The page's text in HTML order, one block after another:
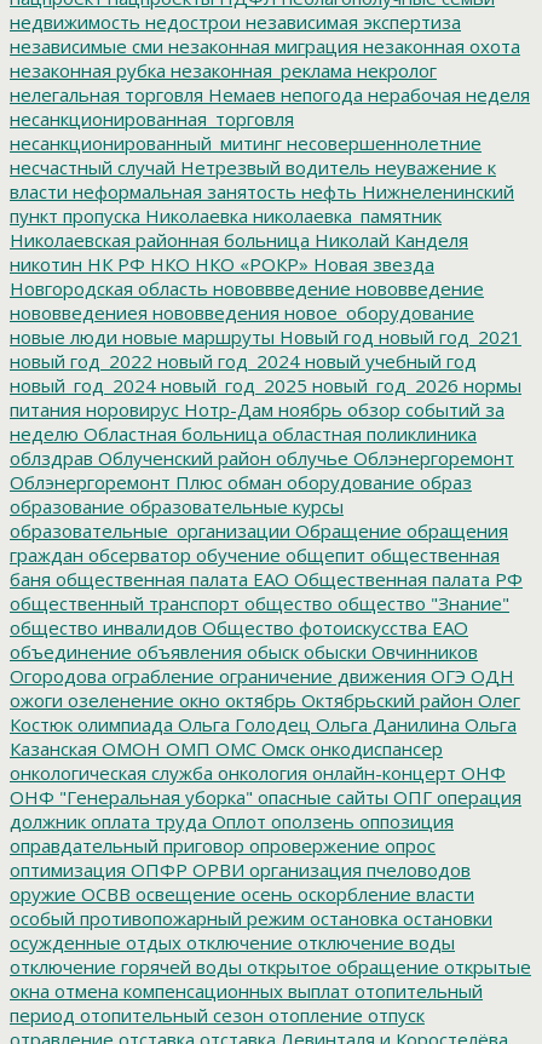
недвижимость недострои независимая экспертиза
независимые сми незаконная миграция незаконная охота
незаконная рубка незаконная_реклама некролог
нелегальная торговля Немаев непогода нерабочая неделя
несанкционированная_торговля
несанкционированный_митинг несовершеннолетние
несчастный случай Нетрезвый водитель неуважение к
власти неформальная занятость нефть Нижнеленинский
пункт пропуска Николаевка николаевка_памятник
Николаевская районная больница Николай Канделя
никотин НК РФ НКО НКО «РОКР» Новая звезда
Новгородская область нововвведение нововведение
нововведениея нововведения новое_оборудование
новые люди новые маршруты Новый год новый год_2021
новый год_2022 новый год_2024 новый учебный год
новый_год_2024 новый_год_2025 новый_год_2026 нормы
питания норовирус Нотр-Дам ноябрь обзор событий за
неделю Областная больница областная поликлиника
облздрав Облученский район облучье Облэнергоремонт
Облэнергоремонт Плюс обман оборудование образ
образование образовательные курсы
образовательные_организации Обращение обращения
граждан обсерватор обучение общепит общественная
баня общественная палата ЕАО Общественная палата РФ
общественный транспорт общество общество "Знание"
общество инвалидов Общество фотоискусства ЕАО
объединение объявления обыск обыски Овчинников
Огородова ограбление ограничение движения ОГЭ ОДН
ожоги озеленение окно октябрь Октябрьский район Олег
Костюк олимпиада Ольга Голодец Ольга Данилина Ольга
Казанская ОМОН ОМП ОМС Омск онкодиспансер
онкологическая служба онкология онлайн-концерт ОНФ
ОНФ "Генеральная уборка" опасные сайты ОПГ операция
должник оплата труда Оплот оползень оппозиция
оправдательный приговор опровержение опрос
оптимизация ОПФР ОРВИ организация пчеловодов
оружие ОСВВ освещение осень оскорбление власти
особый противопожарный режим остановка остановки
осужденные отдых отключение отключение воды
отключение горячей воды открытое обращение открытые
окна отмена компенсационных выплат отопительный
период отопительный сезон отопление отпуск
отравление отставка отставка Левинталя и Коростелёва